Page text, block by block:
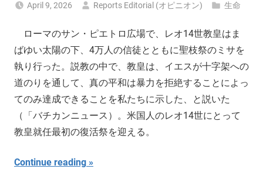
April 9, 2026 Reports Editorial (オピニオン) 生命
ローマのサン・ピエトロ広場で、レオ14世教皇はま
ばゆい太陽の下、4万人の信徒とともに聖枝祭のミサを
執り行った。説教の中で、教皇は、イエスが十字架への
道のりを通して、真の平和は暴力を拒絶することによっ
てのみ達成できることを私たちに示した、と説いた
（「バチカンニュース）。米国人のレオ14世にとって
教皇就任最初の復活祭を迎える。
Continue reading